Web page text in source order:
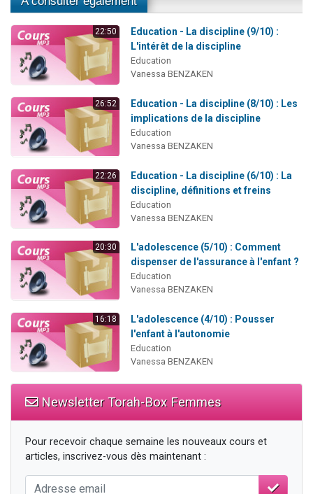
22:50
Education - La discipline (9/10) :
L'intérêt de la discipline
Education
Vanessa BENZAKEN
26:52
Education - La discipline (8/10) : Les
implications de la discipline
Education
Vanessa BENZAKEN
22:26
Education - La discipline (6/10) : La
discipline, définitions et freins
Education
Vanessa BENZAKEN
20:30
L'adolescence (5/10) : Comment
dispenser de l'assurance à l'enfant ?
Education
Vanessa BENZAKEN
16:18
L'adolescence (4/10) : Pousser
l'enfant à l'autonomie
Education
Vanessa BENZAKEN
Newsletter Torah-Box Femmes
Pour recevoir chaque semaine les nouveaux cours et
articles, inscrivez-vous dès maintenant :